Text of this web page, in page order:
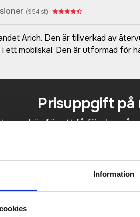
Information
(954 st)
Arich. Den är tillverkad av
ett mobilskal. Den är utformad
Prisuppgift på
oss här för att få förslag på
KONTAKTA